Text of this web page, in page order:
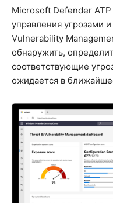
Microsoft Defender
управления угрозами
Vulnerability
обнаружить,
соответствующие
ожидается в